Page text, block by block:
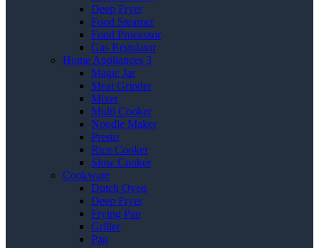
Deep Fryer
Food Steamer
Food Processor
Gas Regulator
Home Appliances 3
Magic Jar
Meat Grinder
Mixer
Multi Cooker
Noodle Maker
Presto
Rice Cooker
Slow Cooker
Cookware
Dutch Oven
Deep Fryer
Frying Pan
Griller
Pan